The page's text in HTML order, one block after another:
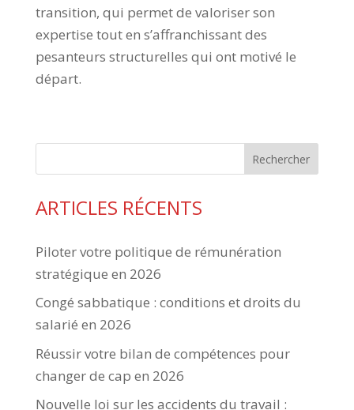
transition, qui permet de valoriser son
expertise tout en s’affranchissant des
pesanteurs structurelles qui ont motivé le
départ.
Rechercher
ARTICLES RÉCENTS
Piloter votre politique de rémunération
stratégique en 2026
Congé sabbatique : conditions et droits du
salarié en 2026
Réussir votre bilan de compétences pour
changer de cap en 2026
Nouvelle loi sur les accidents du travail :